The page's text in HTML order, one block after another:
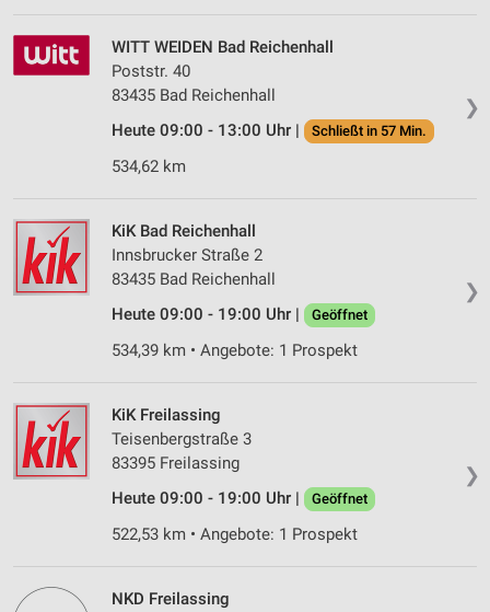
❯
WITT WEIDEN Bad Reichenhall
Poststr. 40
83435 Bad Reichenhall
Heute 09:00 - 13:00 Uhr |
Schließt in 57 Min.
534,62 km
❯
KiK Bad Reichenhall
Innsbrucker Straße 2
83435 Bad Reichenhall
Heute 09:00 - 19:00 Uhr |
Geöffnet
534,39 km • Angebote: 1 Prospekt
❯
KiK Freilassing
Teisenbergstraße 3
83395 Freilassing
Heute 09:00 - 19:00 Uhr |
Geöffnet
522,53 km • Angebote: 1 Prospekt
NKD Freilassing